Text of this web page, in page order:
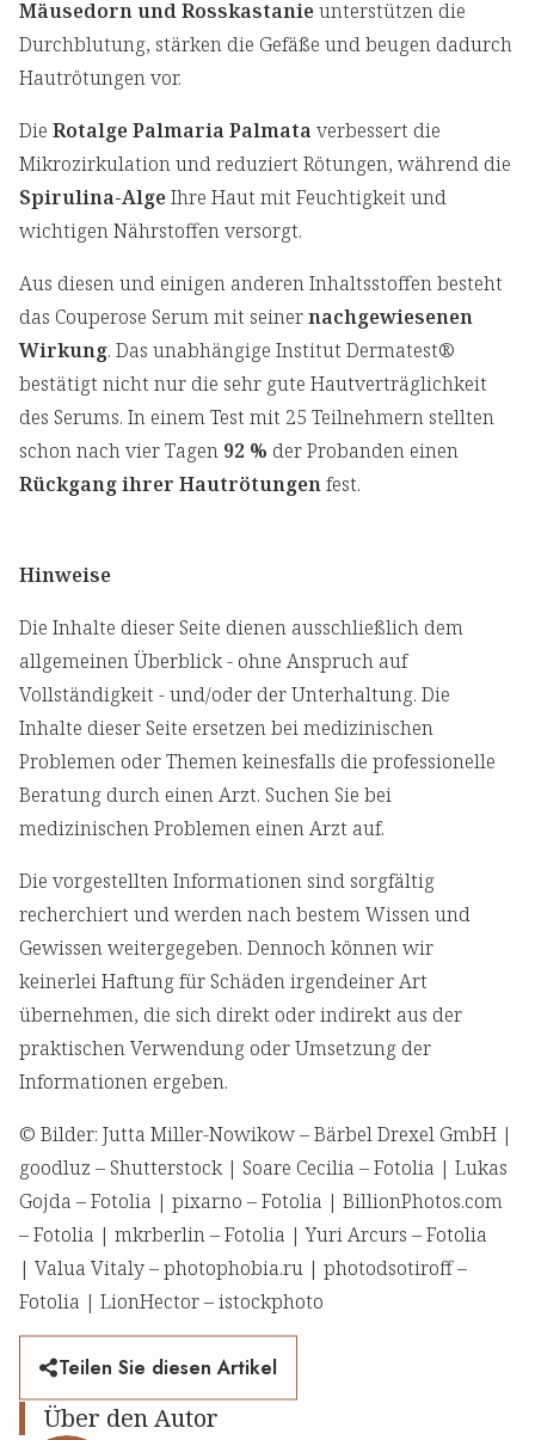
Mäusedorn und Rosskastanieunterstützen die
Durchblutung, stärken die Gefäße und beugen dadurch
Hautrötungen vor.
Die Rotalge Palmaria Palmata verbessert die
Mikrozirkulation und reduziert Rötungen, während die
Spirulina-AlgeIhre Haut mit Feuchtigkeit und
wichtigen Nährstoffen versorgt.
Aus diesen und einigen anderen Inhaltsstoffen besteht
das Couperose Serum mit seinernachgewiesenen
Wirkung. Das unabhängige Institut Dermatest®
bestätigt nicht nur die sehr gute Hautverträglichkeit
des Serums. In einem Test mit 25 Teilnehmern stellten
schon nach vier Tagen 92 % der Probanden einen
Rückgang ihrer Hautrötungenfest.
Hinweise
Die Inhalte dieser Seite dienen ausschließlich dem
allgemeinen Überblick - ohne Anspruch auf
Vollständigkeit - und/oder der Unterhaltung. Die
Inhalte dieser Seite ersetzen bei medizinischen
Problemen oder Themen keinesfalls die professionelle
Beratung durch einen Arzt. Suchen Sie bei
medizinischen Problemen einen Arzt auf.
Die vorgestellten Informationen sind sorgfältig
recherchiert und werden nach bestem Wissen und
Gewissen weitergegeben. Dennoch können wir
keinerlei Haftung für Schäden irgendeiner Art
übernehmen, die sich direkt oder indirekt aus der
praktischen Verwendung oder Umsetzung der
Informationen ergeben.
© Bilder: Jutta Miller-Nowikow – Bärbel Drexel GmbH |
goodluz – Shutterstock | Soare Cecilia – Fotolia | Lukas
Gojda – Fotolia | pixarno – Fotolia | BillionPhotos.com
– Fotolia | mkrberlin – Fotolia | Yuri Arcurs – Fotolia
| Valua Vitaly – photophobia.ru | photodsotiroff –
Fotolia | LionHector – istockphoto
Teilen Sie diesen Artikel
Über den Autor